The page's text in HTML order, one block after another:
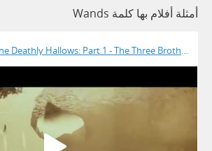
أمثلة أفلام بها كلمة Wands
Deathly Hallows: Part 1 - The Three Brothers